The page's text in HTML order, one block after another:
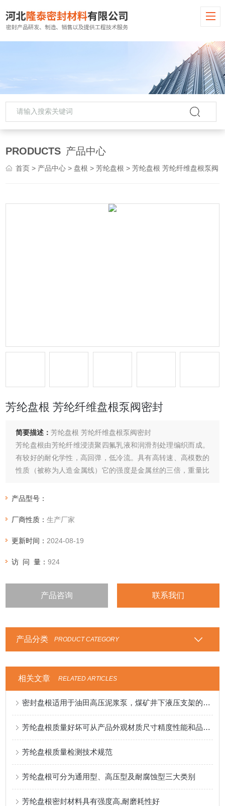
PRODUCTS 产品中心
首页 > 产品中心 > 盘根 >芳纶盘根 > 芳纶盘根 芳纶纤维盘根泵阀密封
芳纶盘根 芳纶纤维盘根泵阀密封
简要描述：芳纶盘根 芳纶纤维盘根泵阀密封
芳纶盘根由芳纶纤维浸渍聚四氟乳液和润滑剂处理编织而成。
有较好的耐化学性，高回弹，低冷流。具有高转速、高模数的
性质（被称为人造金属线）它的强度是金属丝的三倍，重量比
产品型号：
厂商性质：生产厂家
更新时间： 2024-08-19
访 问 量：924
产品咨询 联系我们
产品分类 PRODUCT CATEGORY
相关文章 RELATED ARTICLES
密封盘根适用于油田高压泥浆泵，煤矿井下液压支架的盘根
芳纶盘根质量好坏可从产品外观材质尺寸精度性能和品牌来入手
芳纶盘根质量检测技术规范
芳纶盘根可分为通用型、高压型及耐腐蚀型三大类别
芳纶盘根密封材料具有强度高,耐磨耗性好